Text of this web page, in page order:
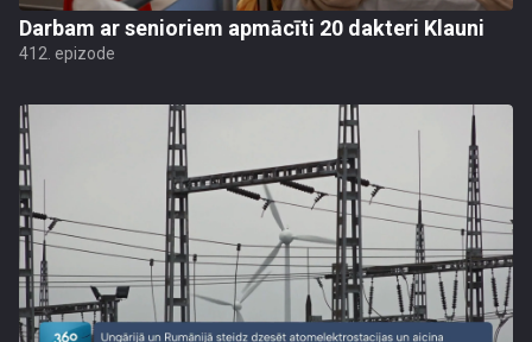
Darbam ar senioriem apmācīti 20 dakteri Klauni
412. epizode